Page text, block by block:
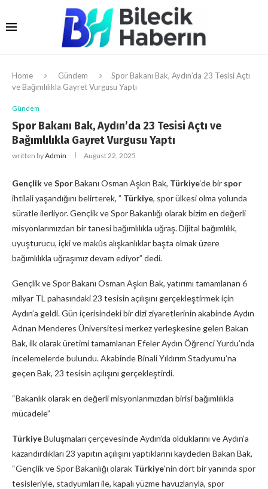
Home Gündem
Spor Bakanı Bak, Aydın’da 23 Tesisi Açtı
ve Bağımlılıkla Gayret Vurgusu Yaptı
Gündem
Spor Bakanı Bak, Aydın’da 23 Tesisi Açtı ve
Bağımlılıkla Gayret Vurgusu Yaptı
written byAdmin August 22, 2025
GençlikveSporBakanı Osman Aşkın Bak, Türkiye‘de bir spor
ihtilali yaşandığını belirterek, ” Türkiye, spor ülkesi olma yolunda
süratle ilerliyor. Gençlik ve Spor Bakanlığı olarak bizim en değerli
misyonlarımızdan bir tanesi bağımlılıkla uğraş. Dijital bağımlılık,
uyuşturucu, içki ve makûs alışkanlıklar başta olmak üzere
bağımlılıkla uğraşımız devam ediyor” dedi.
Gençlik ve Spor Bakanı Osman Aşkın Bak, yatırımı tamamlanan 6
milyar TL pahasındaki 23 tesisin açılışını gerçekleştirmek için
Aydın’a geldi. Gün içerisindeki bir dizi ziyaretlerinin akabinde Aydın
Adnan Menderes Üniversitesi merkez yerleşkesine gelen Bakan
Bak, ilk olarak üretimi tamamlanan Efeler Aydın Öğrenci Yurdu’nda
incelemelerde bulundu. Akabinde Binali Yıldırım Stadyumu’na
geçen Bak, 23 tesisin açılışını gerçekleştirdi.
“Bakanlık olarak en değerli misyonlarımızdan birisi bağımlılıkla
mücadele”
TürkiyeBuluşmaları çerçevesinde Aydın’da olduklarını ve Aydın’a
kazandırdıkları 23 yapıtın açılışını yaptıklarını kaydeden Bakan Bak,
“Gençlik ve Spor Bakanlığı olarak Türkiye‘nin dört bir yanında spor
tesisleriyle, stadyumları ile, kapalı yüzme havuzlarıyla, spor